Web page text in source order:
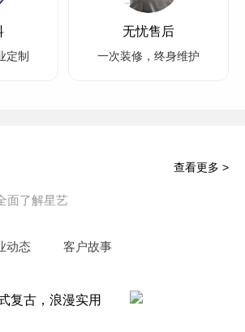
定制
无忧售后
一次装修，终身维护
面了解星艺
查看更多 >
动态 客户故事
复古，浪漫实用